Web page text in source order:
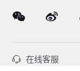
在线客服